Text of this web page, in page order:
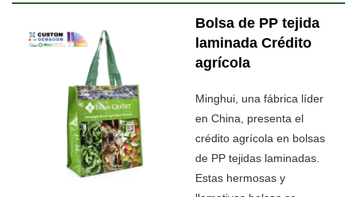
Bolsa de PP tejida
laminada Crédito
agrícola
Minghui, una fábrica líder
en China, presenta el
crédito agrícola en bolsas
de PP tejidas laminadas.
Estas hermosas y